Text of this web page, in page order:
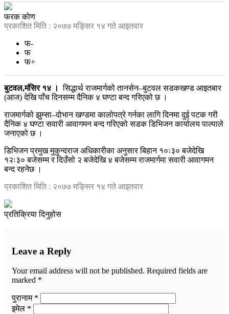
फरक कोण
प्रकाशित मिति : २०७७ मङ्सिर १४ गते आइतवार
फ-
फ
फ+
बुटवल,मंसिर १४ । सिद्धार्थ राजमार्गको तानसेन–बुटवल सडकखण्ड आइतबार
(आज) देखि पाँच दिनसम्म दैनिक ४ घण्टा बन्द गरिएको छ ।
राजमार्गको झुम्सा–दोभान खण्डमा कालोपत्रे गर्नका लागि दिनमा दुई पटक गरी
दैनिक ४ घण्टा सवारी आवागमन बन्द गरिएको सडक डिभिजन कार्यालय पाल्पाले
जनाएको छ ।
डिभिजन प्रमुख मुकुन्दराज अधिकारीका अनुसार बिहान १०ः३० बजेदेखि
१२ः३० बजेसम्म र दिउँसो २ बजेदेखि ४ बजेसम्म राजमार्गमा सवारी आवागमन
बन्द रहनेछ ।
प्रकाशित मिति : २०७७ मङ्सिर १४ गते आइतवार
प्रतिक्रिया दिनुहोस
Leave a Reply
Your email address will not be published. Required fields are
marked *
पुरानाम *
इमेल *